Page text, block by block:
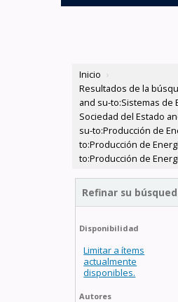
Inicio ›
Resultados de la
and su-to:Sistemas de
Sociedad del Estado
su-to:Producción de
to:Producción de
to:Producción de
Refinar su
Disponibilidad
Limitar a ítems
actualmente
disponibles.
Autores